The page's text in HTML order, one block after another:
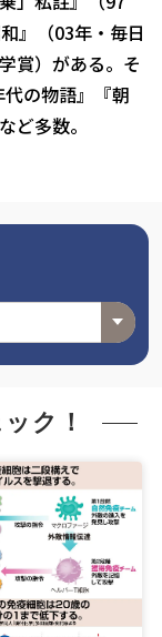
』（03年・毎日
賞）がある。そ
の物語』『朝
ど多数。
ク！